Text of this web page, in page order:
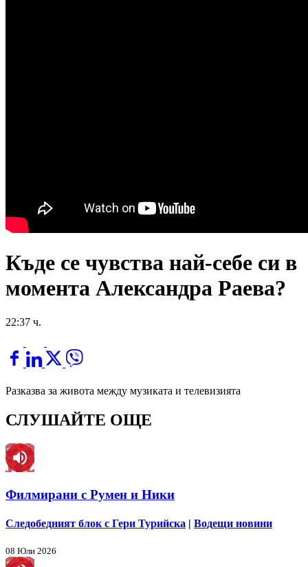
Къде се чувства най-себе си в
момента Александра Раева?
22:37 ч.
Разказва за живота между музиката и телевизията
СЛУШАЙТЕ ОЩЕ
Филмирани с Румен и Ники
Следобедният блок с Гери Турийска | Водещи новини
08 Юли 2026